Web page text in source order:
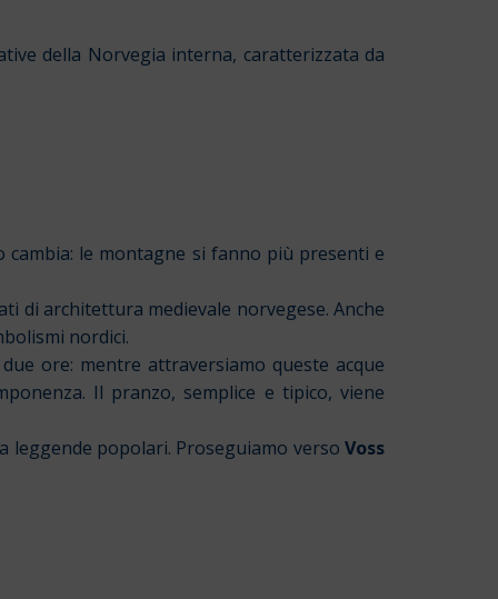
della Norvegia interna, caratterizzata da
le montagne si fanno più presenti e
di architettura medievale norvegese. Anche
nordici.
ore: mentre attraversiamo queste acque
Il pranzo, semplice e tipico, viene
leggende popolari. Proseguiamo versoVoss